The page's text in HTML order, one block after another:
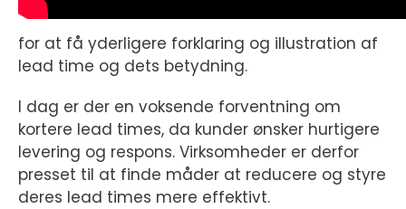
for at få yderligere forklaring og illustration af
lead time og dets betydning.
I dag er der en voksende forventning om
kortere lead times, da kunder ønsker hurtigere
levering og respons. Virksomheder er derfor
presset til at finde måder at reducere og styre
deres lead times mere effektivt.